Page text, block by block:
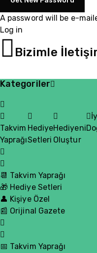
A password will be e-
Log in
Bizimle
Kategoriler
Takvim
Yaprağı
Hediye
Setleri
Hediyeni
Oluştur
📆 Takvim Yaprağı
🎁 Hediye Setleri
👤 Kişiye Özel
📰 Orijinal Gazete
📅 Takvim Yaprağı